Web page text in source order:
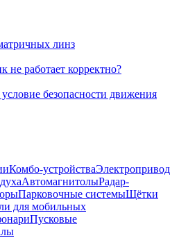
линз
не работает корректно?
безопасности движения
Комбо-устройстваЭлектропривод
АвтомагнитолыРадар-
Парковочные системыЩётки
для мобильных
Пусковые